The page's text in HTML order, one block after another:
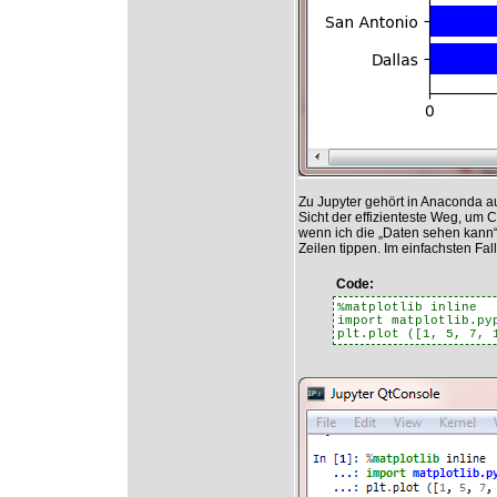
Zu Jupyter gehört in Anaconda
Sicht der effizienteste Weg, um
wenn ich die „Daten sehen
Zeilen tippen. Im einfachsten
Code:
%matplotlib inline
import
plt.plot ([1, 5, 7,